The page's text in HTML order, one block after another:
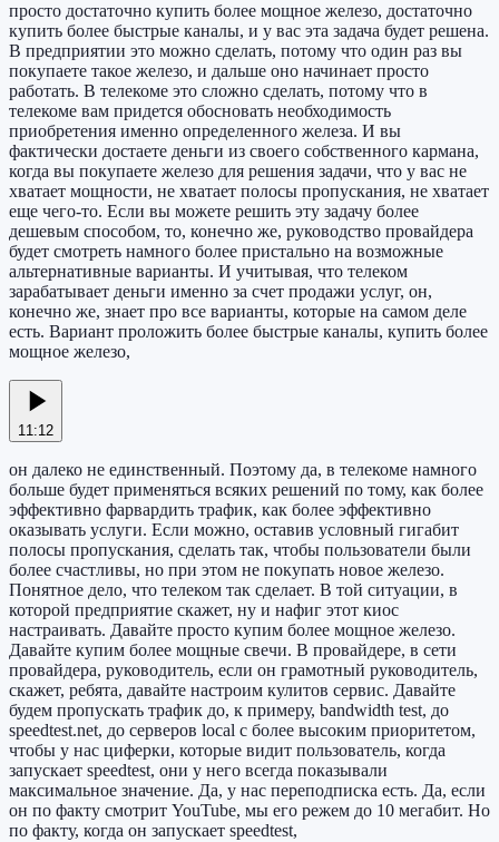
просто достаточно купить более мощное железо, достаточно
купить более быстрые каналы, и у вас эта задача будет решена.
В предприятии это можно сделать, потому что один раз вы
покупаете такое железо, и дальше оно начинает просто
работать. В телекоме это сложно сделать, потому что в
телекоме вам придется обосновать необходимость
приобретения именно определенного железа. И вы
фактически достаете деньги из своего собственного кармана,
когда вы покупаете железо для решения задачи, что у вас не
хватает мощности, не хватает полосы пропускания, не хватает
еще чего-то. Если вы можете решить эту задачу более
дешевым способом, то, конечно же, руководство провайдера
будет смотреть намного более пристально на возможные
альтернативные варианты. И учитывая, что телеком
зарабатывает деньги именно за счет продажи услуг, он,
конечно же, знает про все варианты, которые на самом деле
есть. Вариант проложить более быстрые каналы, купить более
мощное железо,
11:12
он далеко не единственный. Поэтому да, в телекоме намного
больше будет применяться всяких решений по тому, как более
эффективно фарвардить трафик, как более эффективно
оказывать услуги. Если можно, оставив условный гигабит
полосы пропускания, сделать так, чтобы пользователи были
более счастливы, но при этом не покупать новое железо.
Понятное дело, что телеком так сделает. В той ситуации, в
которой предприятие скажет, ну и нафиг этот киос
настраивать. Давайте просто купим более мощное железо.
Давайте купим более мощные свечи. В провайдере, в сети
провайдера, руководитель, если он грамотный руководитель,
скажет, ребята, давайте настроим кулитов сервис. Давайте
будем пропускать трафик до, к примеру, bandwidth test, до
speedtest.net, до серверов local с более высоким приоритетом,
чтобы у нас циферки, которые видит пользователь, когда
запускает speedtest, они у него всегда показывали
максимальное значение. Да, у нас переподписка есть. Да, если
он по факту смотрит YouTube, мы его режем до 10 мегабит. Но
по факту, когда он запускает speedtest,